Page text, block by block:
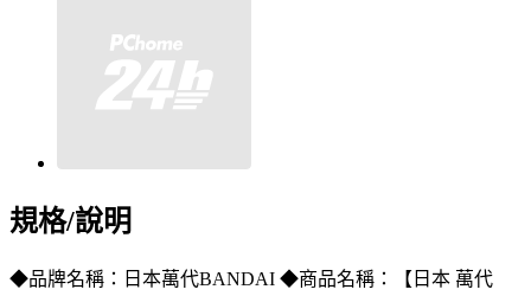
規格/說明
◆品牌名稱：日本萬代BANDAI ◆商品名稱：【日本 萬代